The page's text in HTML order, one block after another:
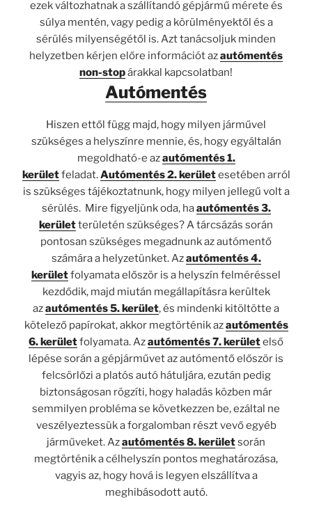
ezek változhatnak a szállítandó gépjármű mérete és
súlya mentén, vagy pedig a körülményektől és a
sérülés milyenségétől is. Azt tanácsoljuk minden
helyzetben kérjen előre információt azautómentés
non-stopárakkal kapcsolatban!
Autómentés
Hiszen ettől függ majd, hogy milyen járművel
szükséges a helyszínre mennie, és, hogy egyáltalán
megoldható-e azautómentés 1.
kerületfeladat.Autómentés 2. kerületesetében arról
is szükséges tájékoztatnunk, hogy milyen jellegű volt a
sérülés. Mire figyeljünk oda, haautómentés 3.
kerületterületén szükséges? A tárcsázás során
pontosan szükséges megadnunk az autómentő
számára a helyzetünket. Azautómentés 4.
kerületfolyamata először is a helyszín felméréssel
kezdődik, majd miután megállapításra kerültek
azautómentés 5. kerület, és mindenki kitöltötte a
kötelező papírokat, akkor megtörténik azautómentés
6. kerületfolyamata. Azautómentés 7. kerületelső
lépése során a gépjárművet az autómentő először is
felcsörlőzi a platós autó hátuljára, ezután pedig
biztonságosan rögzíti, hogy haladás közben már
semmilyen probléma se következzen be, ezáltal ne
veszélyeztessük a forgalomban részt vevő egyéb
járműveket. Azautómentés 8. kerületsorán
megtörténik a célhelyszín pontos meghatározása,
vagyis az, hogy hová is legyen elszállítva a
meghibásodott autó.